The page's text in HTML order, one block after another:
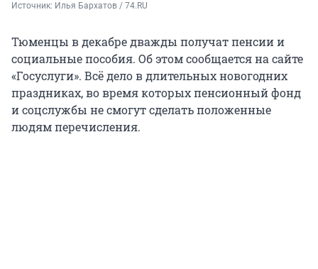
Источник: Илья Бархатов / 74.RU
Тюменцы в декабре дважды получат пенсии и
социальные пособия. Об этом сообщается на сайте
«Госуслуги». Всё дело в длительных новогодних
праздниках, во время которых пенсионный фонд
и соцслужбы не смогут сделать положенные
людям перечисления.